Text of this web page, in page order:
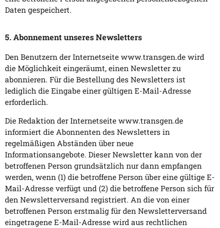
Daten gespeichert.
5. Abonnement unseres Newsletters
Den Benutzern der Internetseite www.transgen.de wird
die Möglichkeit eingeräumt, einen Newsletter zu
abonnieren. Für die Bestellung des Newsletters ist
lediglich die Eingabe einer gültigen E-Mail-Adresse
erforderlich.
Die Redaktion der Internetseite www.transgen.de
informiert die Abonnenten des Newsletters in
regelmäßigen Abständen über neue
Informationsangebote. Dieser Newsletter kann von der
betroffenen Person grundsätzlich nur dann empfangen
werden, wenn (1) die betroffene Person über eine gültige E-
Mail-Adresse verfügt und (2) die betroffene Person sich für
den Newsletterversand registriert. An die von einer
betroffenen Person erstmalig für den Newsletterversand
eingetragene E-Mail-Adresse wird aus rechtlichen